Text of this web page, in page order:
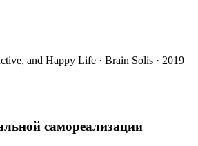
and Happy Life · Brain Solis · 2019
самореализации